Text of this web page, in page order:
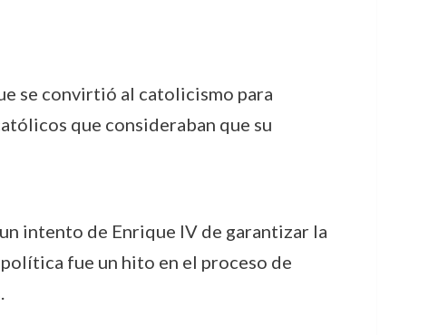
se convirtió al catolicismo para
que consideraban que su
intento de Enrique IV de garantizar la
fue un hito en el proceso de